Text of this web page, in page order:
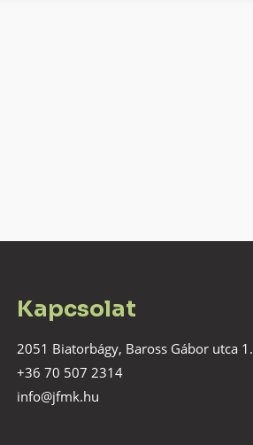
Kapcsolat
2051 Biatorbágy, Baross Gábor utca 1.
+36 70 507 2314
info@jfmk.hu